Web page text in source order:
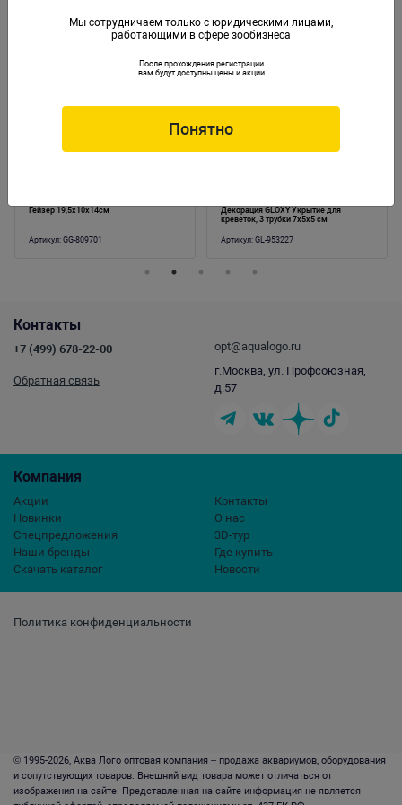
Аналогичные товары
Гейзер 19,5x10x14см
Артикул: GG-809701
Декорация GLOXY Укрытие для
креветок, 3 трубки 7х5х5 см
Артикул: GL-953227
Политика конфиденциальности
Компания
Акции
Новинки
Спецпредложения
Наши бренды
Скачать каталог
Контакты
О нас
3D-тур
Где купить
Новости
Контакты
+7 (499) 678-22-00
Обратная связь
opt@aqualogo.ru
г.Москва, ул. Профсоюзная,
д.57
© 1995-2026, Аква Лого оптовая компания – продажа аквариумов, оборудования
и сопутствующих товаров. Внешний вид товара может отличаться от
изображения на сайте. Представленная на сайте информация не является
Мы сотрудничаем только с юридическими лицами,
работающими в сфере зообизнеса
После прохождения регистрации
вам будут доступны цены и акции
Понятно